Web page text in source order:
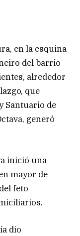
en la esquina
del barrio
alrededor
que
Santuario de
generó
inició una
mayor de
feto
dio